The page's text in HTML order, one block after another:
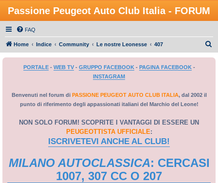
Passione Peugeot Auto Club Italia - FORUM
FAQ
Home Indice Community Le nostre Leonesse 407
PORTALE- WEB TV- GRUPPO FACEBOOK- PAGINA FACEBOOK-
INSTAGRAM
Benvenuti nel forum di PASSIONE PEUGEOT AUTO CLUB ITALIA, dal 2002 il
punto di riferimento degli appassionati italiani del Marchio del Leone!
NON SOLO FORUM! SCOPRITE I VANTAGGI DI ESSERE UN
PEUGEOTTISTA UFFICIALE:
ISCRIVETEVI ANCHE AL CLUB!
MILANO AUTOCLASSICA: CERCASI
1007, 307 CC O 207